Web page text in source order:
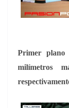
Primer plano
milímetros